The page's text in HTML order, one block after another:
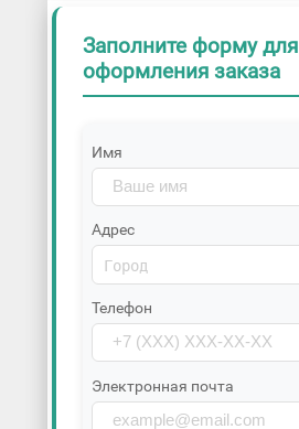
Заполните форму для
оформления заказа
Имя
Адрес
Телефон
Электронная почта